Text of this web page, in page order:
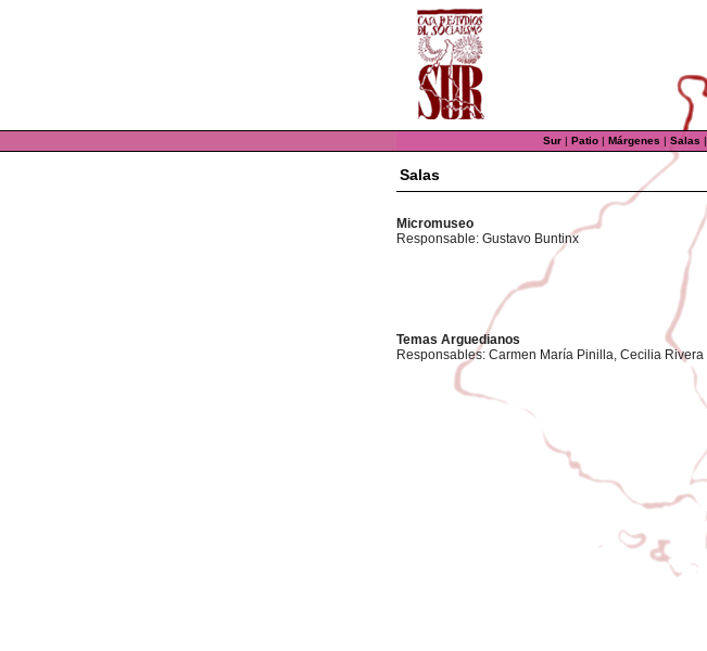
Sur| Patio| Márgenes | Salas |
Salas
Micromuseo
Responsable: Gustavo Buntinx
Temas Arguedianos
Responsables: Carmen María Pinilla, Cecilia Rivera